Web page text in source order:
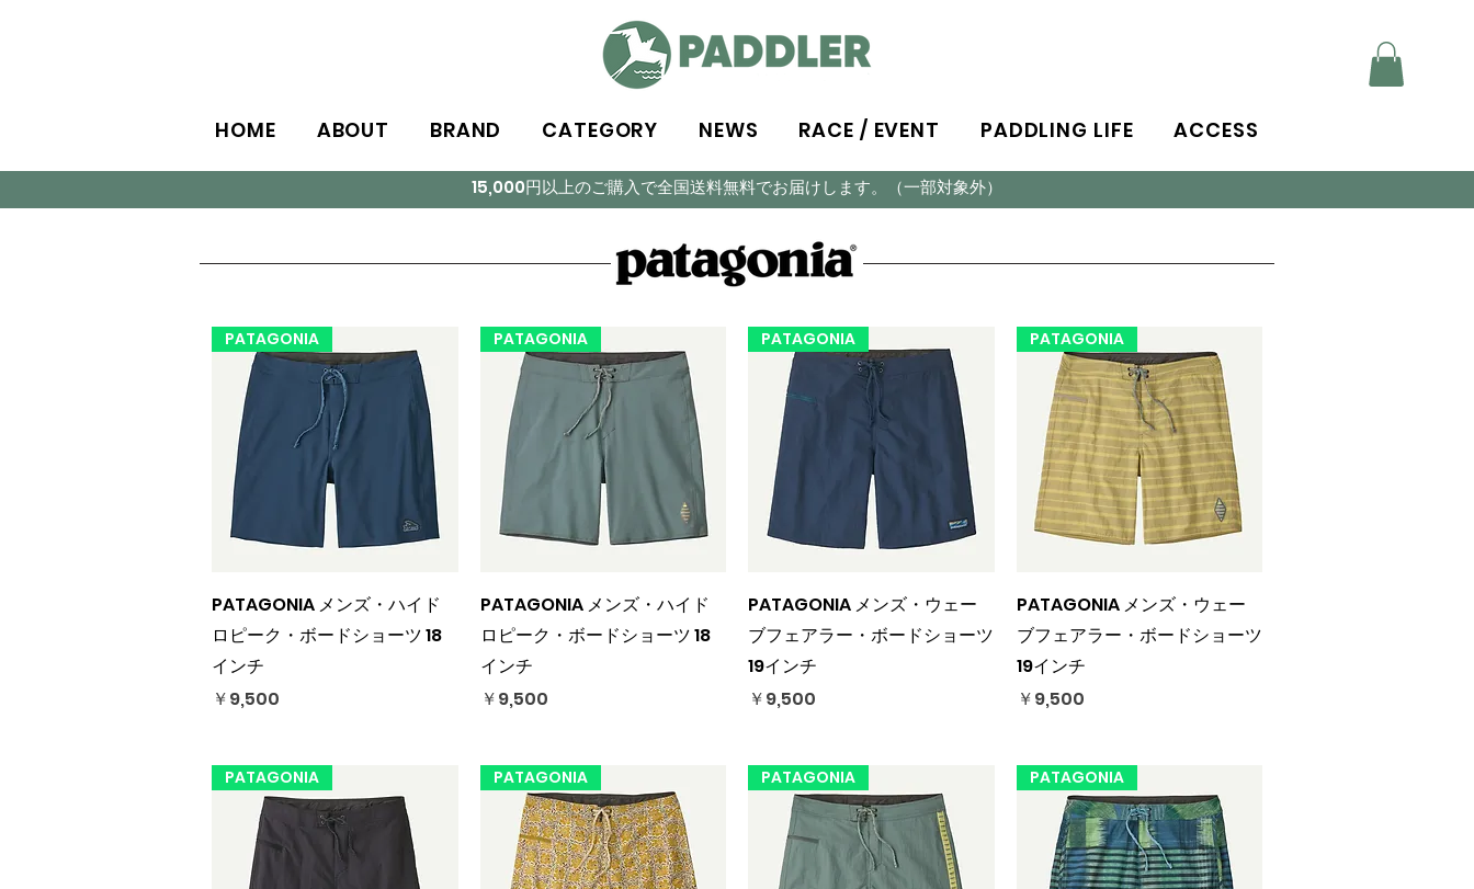
HOME ABOUT BRAND CATEGORY NEWS RACE / EVENT PADDLING LIFE ACCESS
15,000円以上のご購入で全国送料無料でお届けします。（一部対象外）
クイックビュー
PATAGONIA
PATAGONIA メンズ・ハイド
ロピーク・ボードショーツ 18
インチ
価格
￥9,500
クイックビュー
PATAGONIA
PATAGONIA メンズ・ハイド
ロピーク・ボードショーツ 18
インチ
価格
￥9,500
クイックビュー
PATAGONIA
PATAGONIA メンズ・ウェー
ブフェアラー・ボードショーツ
19インチ
価格
￥9,500
クイックビュー
PATAGONIA
PATAGONIA メンズ・ウェー
ブフェアラー・ボードショーツ
19インチ
価格
￥9,500
PATAGONIA PATAGONIA PATAGONIA PATAGONIA